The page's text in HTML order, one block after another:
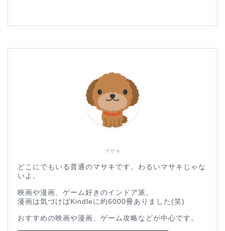
マサキ
どこにでもいる普通のマサキです。わるいマサキじゃな
いよ。
映画や漫画、ゲーム好きのインドア派。
漫画は気づけばKindleに約6000冊ありました(笑)
おすすめの映画や漫画、ゲーム攻略などが中心です。